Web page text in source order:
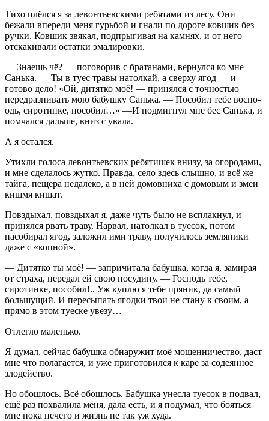
Тихо плёлся я за левонтьевскими ребятами из лесу. Они
бежали впереди меня гурьбой и гнали по дороге ковшик без
ручки. Ковшик звякал, подпрыгивая на камнях, и от него
отскакивали остатки эмалировки.
— Знаешь чё? — поговорив с братанами, вернулся ко мне
Санька. — Ты в туес травы натолкай, а сверху ягод — и
готово дело! «Ой, дитятко моё! — принялся с точностью
передразнивать мою бабушку Санька. — Пособил тебе воспо-
одь, сиротинке, пособил…» —И подмигнул мне бес Санька, и
помчался дальше, вниз с увала.
А я остался.
Утихли голоса левонтьевских ребятишек внизу, за огородами,
и мне сделалось жутко. Правда, село здесь слышно, и всё же
тайга, пещера недалеко, а в ней домовниха с домовым и змеи
кишмя кишат.
Повздыхал, повздыхал я, даже чуть было не всплакнул, и
принялся рвать траву. Нарвал, натолкал в туесок, потом
насобирал ягод, заложил ими траву, получилось земляники
даже с «копной».
— Дитятко ты моё! — запричитала бабушка, когда я, замирая
от страха, передал ей свою посудину. — Господь тебе,
сиротинке, пособил!.. Уж куплю я тебе пряник, да самый
большущий. И пересыпать ягодки твои не стану к своим, а
прямо в этом туеске увезу…
Отлегло маленько.
Я думал, сейчас бабушка обнаружит моё мошенничество, даст
мне что полагается, и уже приготовился к каре за содеянное
злодейство.
Но обошлось. Всё обошлось. Бабушка унесла туесок в подвал,
ещё раз похвалила меня, дала есть, и я подумал, что бояться
мне пока нечего и жизнь не так уж худа.